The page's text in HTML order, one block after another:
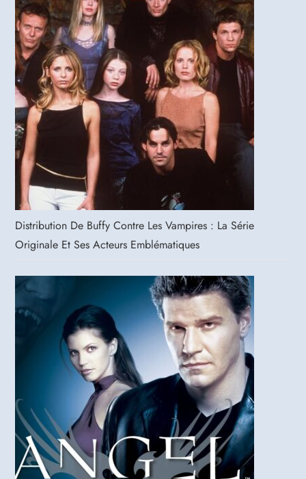
Distribution De Buffy Contre Les Vampires : La Série
Originale Et Ses Acteurs Emblématiques